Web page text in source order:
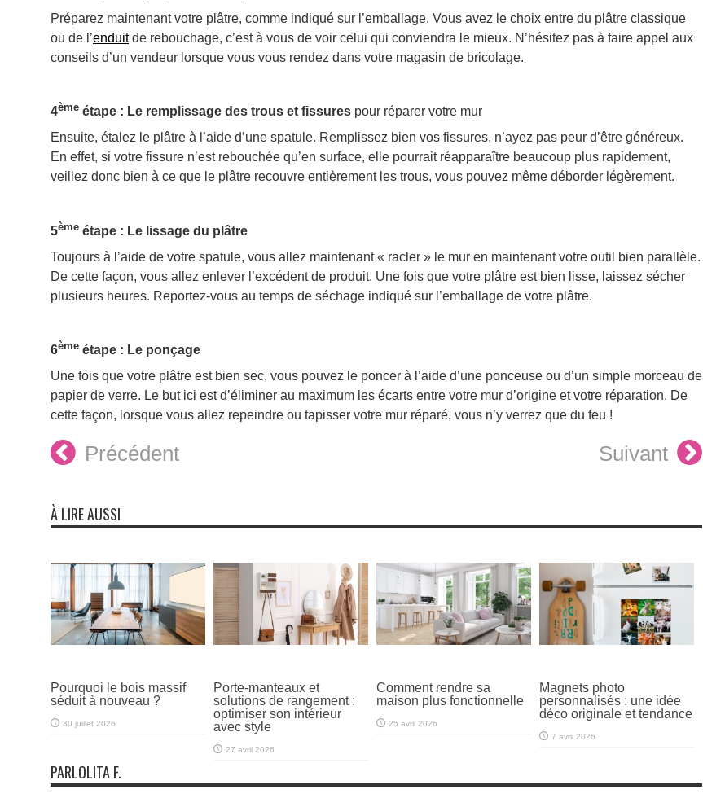
Préparez maintenant votre plâtre, comme indiqué sur l’emballage. Vous avez le choix entre du plâtre classique
ou de l’enduitde rebouchage, c’est à vous de voir celui qui conviendra le mieux. N’hésitez pas à faire appel aux
conseils d’un vendeur lorsque vous vous rendez dans votre magasin de bricolage.
4ème étape : Le remplissage des trous et fissures pour réparer votre mur
Ensuite, étalez le plâtre à l’aide d’une spatule. Remplissez bien vos fissures, n’ayez pas peur d’être généreux.
En effet, si votre fissure n’est rebouchée qu’en surface, elle pourrait réapparaître beaucoup plus rapidement,
veillez donc bien à ce que le plâtre recouvre entièrement les trous, vous pouvez même déborder légèrement.
5ème étape : Le lissage du plâtre
Toujours à l’aide de votre spatule, vous allez maintenant « racler » le mur en maintenant votre outil bien parallèle.
De cette façon, vous allez enlever l’excédent de produit. Une fois que votre plâtre est bien lisse, laissez sécher
plusieurs heures. Reportez-vous au temps de séchage indiqué sur l’emballage de votre plâtre.
6ème étape : Le ponçage
Une fois que votre plâtre est bien sec, vous pouvez le poncer à l’aide d’une ponceuse ou d’un simple morceau de
papier de verre. Le but ici est d’éliminer au maximum les écarts entre votre mur d’origine et votre réparation. De
cette façon, lorsque vous allez repeindre ou tapisser votre mur réparé, vous n’y verrez que du feu !
Précédent Suivant
À LIRE AUSSI
Pourquoi le bois massif
séduit à nouveau ?
30 juillet 2026
Porte-manteaux et
solutions de rangement :
optimiser son intérieur
avec style
27 avril 2026
Comment rendre sa
maison plus fonctionnelle
25 avril 2026
Magnets photo
personnalisés : une idée
déco originale et tendance
7 avril 2026
PARLOLITA F.